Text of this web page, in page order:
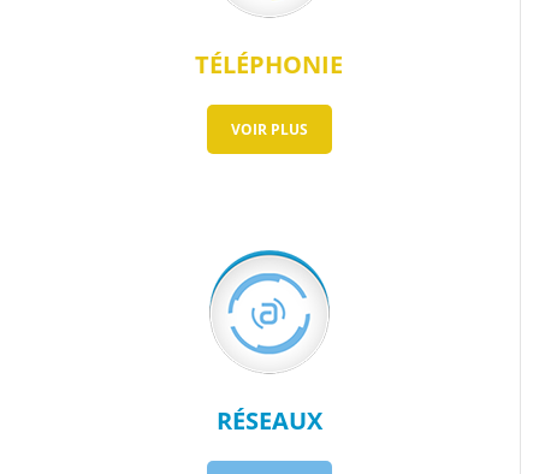
TÉLÉPHONIE
VOIR PLUS
RÉSEAUX